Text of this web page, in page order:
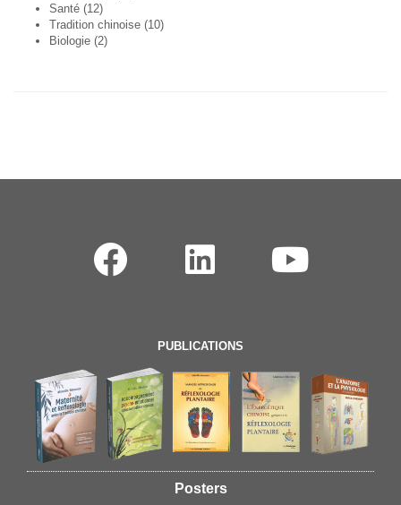
Santé (12)
Tradition chinoise (10)
Biologie (2)
PUBLICATIONS
Posters